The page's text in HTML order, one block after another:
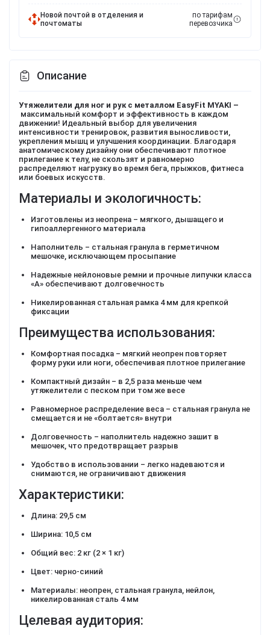
Новой почтой в отделения и
почтоматы
по тарифам
перевозчика
Описание
Утяжелители для ног и рук с металлом EasyFit MYAKI –
максимальный комфорт и эффективность в каждом
движении! Идеальный выбор для увеличения
интенсивности тренировок, развития выносливости,
укрепления мышц и улучшения координации. Благодаря
анатомическому дизайну они обеспечивают плотное
прилегание к телу, не скользят и равномерно
распределяют нагрузку во время бега, прыжков, фитнеса
или боевых искусств.
Материалы и экологичность:
Изготовлены из неопрена – мягкого, дышащего и
гипоаллергенного материала
Наполнитель – стальная гранула в герметичном
мешочке, исключающем просыпание
Надежные нейлоновые ремни и прочные липучки класса
«А» обеспечивают долговечность
Никелированная стальная рамка 4 мм для крепкой
фиксации
Преимущества использования:
Комфортная посадка – мягкий неопрен повторяет
форму руки или ноги, обеспечивая плотное прилегание
Компактный дизайн – в 2,5 раза меньше чем
утяжелители с песком при том же весе
Равномерное распределение веса – стальная гранула не
смещается и не «болтается» внутри
Долговечность – наполнитель надежно зашит в
мешочек, что предотвращает разрыв
Удобство в использовании – легко надеваются и
снимаются, не ограничивают движения
Характеристики:
Длина: 29,5 см
Ширина: 10,5 см
Общий вес: 2 кг (2 × 1 кг)
Цвет: черно-синий
Материалы: неопрен, стальная гранула, нейлон,
никелированная сталь 4 мм
Целевая аудитория: